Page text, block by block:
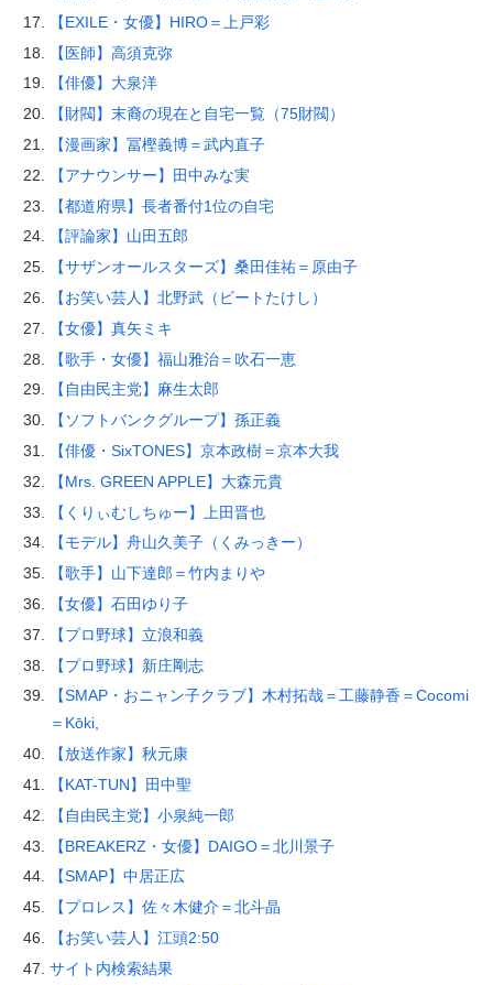
【EXILE・女優】HIRO＝上戸彩
【医師】高須克弥
【俳優】大泉洋
【財閥】末裔の現在と自宅一覧（75財閥）
【漫画家】冨樫義博＝武内直子
【アナウンサー】田中みな実
【都道府県】長者番付1位の自宅
【評論家】山田五郎
【サザンオールスターズ】桑田佳祐＝原由子
【お笑い芸人】北野武（ビートたけし）
【女優】真矢ミキ
【歌手・女優】福山雅治＝吹石一恵
【自由民主党】麻生太郎
【ソフトバンクグループ】孫正義
【俳優・SixTONES】京本政樹＝京本大我
【Mrs. GREEN APPLE】大森元貴
【くりぃむしちゅー】上田晋也
【モデル】舟山久美子（くみっきー）
【歌手】山下達郎＝竹内まりや
【女優】石田ゆり子
【プロ野球】立浪和義
【プロ野球】新庄剛志
【SMAP・おニャン子クラブ】木村拓哉＝工藤静香＝Cocomi
＝Kōki,
【放送作家】秋元康
【KAT-TUN】田中聖
【自由民主党】小泉純一郎
【BREAKERZ・女優】DAIGO＝北川景子
【SMAP】中居正広
【プロレス】佐々木健介＝北斗晶
【お笑い芸人】江頭2:50
サイト内検索結果